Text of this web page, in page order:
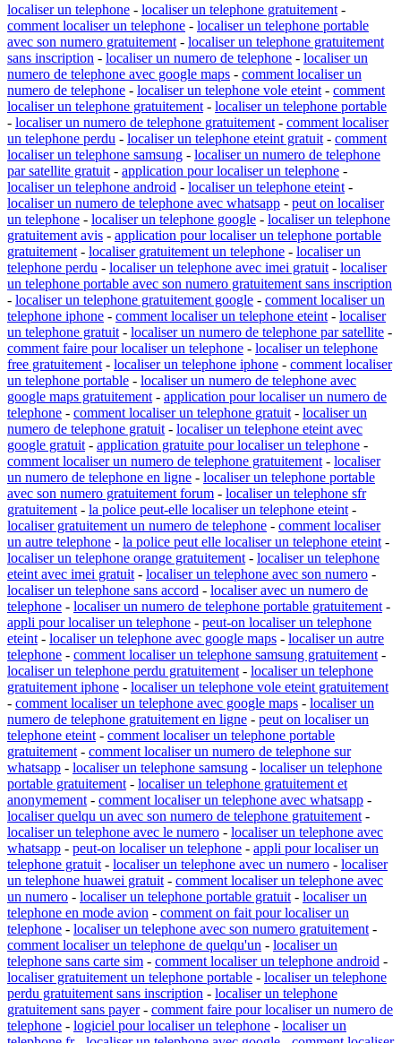
localiser un telephone - localiser un telephone gratuitement -
comment localiser un telephone - localiser un telephone portable
avec son numero gratuitement - localiser un telephone gratuitement
sans inscription - localiser un numero de telephone - localiser un
numero de telephone avec google maps - comment localiser un
numero de telephone - localiser un telephone vole eteint - comment
localiser un telephone gratuitement - localiser un telephone portable
- localiser un numero de telephone gratuitement - comment localiser
un telephone perdu - localiser un telephone eteint gratuit - comment
localiser un telephone samsung - localiser un numero de telephone
par satellite gratuit - application pour localiser un telephone -
localiser un telephone android - localiser un telephone eteint -
localiser un numero de telephone avec whatsapp - peut on localiser
un telephone - localiser un telephone google - localiser un telephone
gratuitement avis - application pour localiser un telephone portable
gratuitement - localiser gratuitement un telephone - localiser un
telephone perdu - localiser un telephone avec imei gratuit - localiser
un telephone portable avec son numero gratuitement sans inscription
- localiser un telephone gratuitement google - comment localiser un
telephone iphone - comment localiser un telephone eteint - localiser
un telephone gratuit - localiser un numero de telephone par satellite -
comment faire pour localiser un telephone - localiser un telephone
free gratuitement - localiser un telephone iphone - comment localiser
un telephone portable - localiser un numero de telephone avec
google maps gratuitement - application pour localiser un numero de
telephone - comment localiser un telephone gratuit - localiser un
numero de telephone gratuit - localiser un telephone eteint avec
google gratuit - application gratuite pour localiser un telephone -
comment localiser un numero de telephone gratuitement - localiser
un numero de telephone en ligne - localiser un telephone portable
avec son numero gratuitement forum - localiser un telephone sfr
gratuitement - la police peut-elle localiser un telephone eteint -
localiser gratuitement un numero de telephone - comment localiser
un autre telephone - la police peut elle localiser un telephone eteint -
localiser un telephone orange gratuitement - localiser un telephone
eteint avec imei gratuit - localiser un telephone avec son numero -
localiser un telephone sans accord - localiser avec un numero de
telephone - localiser un numero de telephone portable gratuitement -
appli pour localiser un telephone - peut-on localiser un telephone
eteint - localiser un telephone avec google maps - localiser un autre
telephone - comment localiser un telephone samsung gratuitement -
localiser un telephone perdu gratuitement - localiser un telephone
gratuitement iphone - localiser un telephone vole eteint gratuitement
- comment localiser un telephone avec google maps - localiser un
numero de telephone gratuitement en ligne - peut on localiser un
telephone eteint - comment localiser un telephone portable
gratuitement - comment localiser un numero de telephone sur
whatsapp - localiser un telephone samsung - localiser un telephone
portable gratuitement - localiser un telephone gratuitement et
anonymement - comment localiser un telephone avec whatsapp -
localiser quelqu un avec son numero de telephone gratuitement -
localiser un telephone avec le numero - localiser un telephone avec
whatsapp - peut-on localiser un telephone - appli pour localiser un
telephone gratuit - localiser un telephone avec un numero - localiser
un telephone huawei gratuit - comment localiser un telephone avec
un numero - localiser un telephone portable gratuit - localiser un
telephone en mode avion - comment on fait pour localiser un
telephone - localiser un telephone avec son numero gratuitement -
comment localiser un telephone de quelqu'un - localiser un
telephone sans carte sim - comment localiser un telephone android -
localiser gratuitement un telephone portable - localiser un telephone
perdu gratuitement sans inscription - localiser un telephone
gratuitement sans payer- comment faire pour localiser un numero de
telephone - logiciel pour localiser un telephone - localiser un